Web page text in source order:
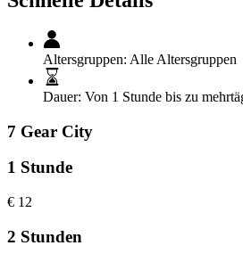
Altersgruppen: Alle Altersgruppen
Dauer: Von 1 Stunde bis zu
7 Gear City
1 Stunde
€ 12
2 Stunden